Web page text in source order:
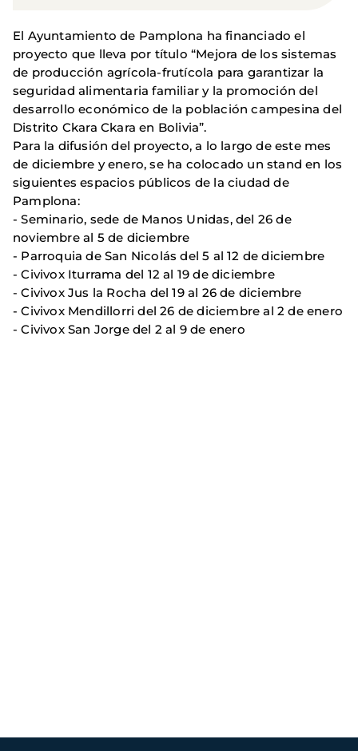
El Ayuntamiento de Pamplona ha financiado el
proyecto que lleva por título “Mejora de los sistemas
de producción agrícola-frutícola para garantizar la
seguridad alimentaria familiar y la promoción del
desarrollo económico de la población campesina del
Distrito Ckara Ckara en Bolivia”.
Para la difusión del proyecto, a lo largo de este mes
de diciembre y enero, se ha colocado un stand en los
siguientes espacios públicos de la ciudad de
Pamplona:
- Seminario, sede de Manos Unidas, del 26 de
noviembre al 5 de diciembre
- Parroquia de San Nicolás del 5 al 12 de diciembre
- Civivox Iturrama del 12 al 19 de diciembre
- Civivox Jus la Rocha del 19 al 26 de diciembre
- Civivox Mendillorri del 26 de diciembre al 2 de enero
- Civivox San Jorge del 2 al 9 de enero